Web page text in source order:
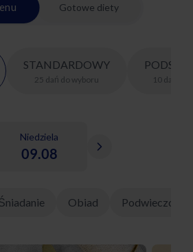
Gotowe diety
STANDARDOWY
25 dań do wyboru 10 dań
Niedziela
09.08
Obiad Podwieczorek